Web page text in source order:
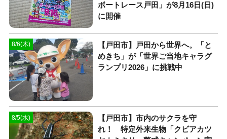
ボートレース戸田」が8月16日(日)
に開催
8/6(木)
【戸田市】戸田から世界へ。「と
めきち」が「世界ご当地キャラグ
ランプリ2026」に挑戦中
8/5(水)
【戸田市】市内のサクラを守
れ！ 特定外来生物「クビアカツ